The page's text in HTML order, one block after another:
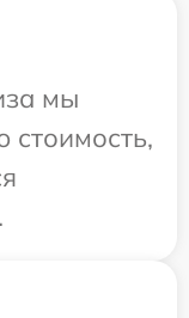
мы
стоимость,